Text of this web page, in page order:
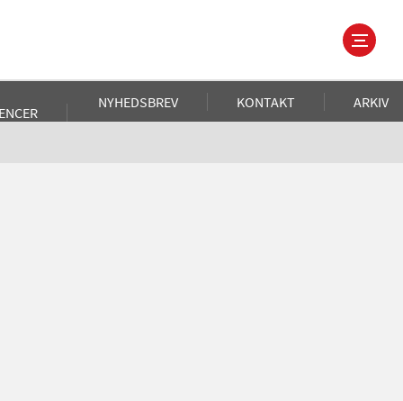
NYHEDSBREV KONTAKT ARKIV